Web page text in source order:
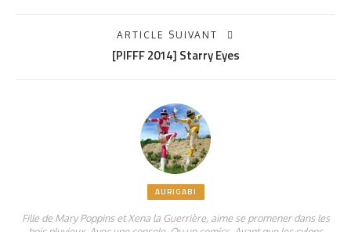
ARTICLE SUIVANT
[PIFFF 2014] Starry Eyes
AURIGABI
Fille de Mary Poppins et Xena la Guerrière, aime se promener dans les